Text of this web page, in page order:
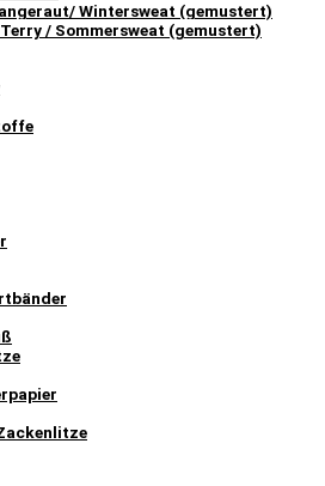
Wintersweat (gemustert)
/ Sommersweat (gemustert)